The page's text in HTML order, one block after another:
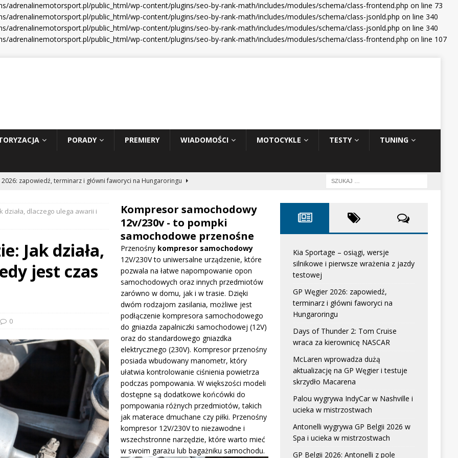
adrenalinemotorsport.pl/public_html/wp-content/plugins/seo-by-rank-math/includes/modules/schema/class-frontend.php on line 73
adrenalinemotorsport.pl/public_html/wp-content/plugins/seo-by-rank-math/includes/modules/schema/class-jsonld.php on line 340
adrenalinemotorsport.pl/public_html/wp-content/plugins/seo-by-rank-math/includes/modules/schema/class-jsonld.php on line 340
adrenalinemotorsport.pl/public_html/wp-content/plugins/seo-by-rank-math/includes/modules/schema/class-frontend.php on line 107
PORADY PREMIERY WIADOMOŚCI MOTOCYKLE TESTY TUNING
2026: zapowiedź, terminarz i główni faworyci na Hungaroringu
2: Tom Cruise wraca za kierownicę NASCAR
WIADOMOŚCI
dużą aktualizację na GP Węgier i testuje skrzydło Macarena
IndyCar w Nashville i ucieka w mistrzostwach
WIADOMOŚCI
– osiągi, wersje silnikowe i pierwsze wrażenia z jazdy testowej
działa, dlaczego ulega awarii i
Jak działa,
jest czas
0
Kompresor samochodowy
12v/230v - to pompki
samochodowe przenośne
Przenośny kompresor samochodowy
12V/230V to uniwersalne urządzenie, które
pozwala na łatwe napompowanie opon
samochodowych oraz innych przedmiotów
zarówno w domu, jak i w trasie. Dzięki
dwóm rodzajom zasilania, możliwe jest
podłączenie kompresora samochodowego
do gniazda zapalniczki samochodowej (12V)
oraz do standardowego gniazdka
elektrycznego (230V). Kompresor przenośny
posiada wbudowany manometr, który
ułatwia kontrolowanie ciśnienia powietrza
podczas pompowania. W większości modeli
dostępne są dodatkowe końcówki do
pompowania różnych przedmiotów, takich
jak materace dmuchane czy piłki. Przenośny
kompresor 12V/230V to niezawodne i
wszechstronne narzędzie, które warto mieć
w swoim garażu lub bagażniku samochodu.
Kia Sportage – osiągi, wersje
silnikowe i pierwsze wrażenia z jazdy
testowej
GP Węgier 2026: zapowiedź,
terminarz i główni faworyci na
Hungaroringu
Days of Thunder 2: Tom Cruise
wraca za kierownicę NASCAR
McLaren wprowadza dużą
aktualizację na GP Węgier i testuje
skrzydło Macarena
Palou wygrywa IndyCar w Nashville i
ucieka w mistrzostwach
Antonelli wygrywa GP Belgii 2026 w
Spa i ucieka w mistrzostwach
GP Belgii 2026: Antonelli z pole